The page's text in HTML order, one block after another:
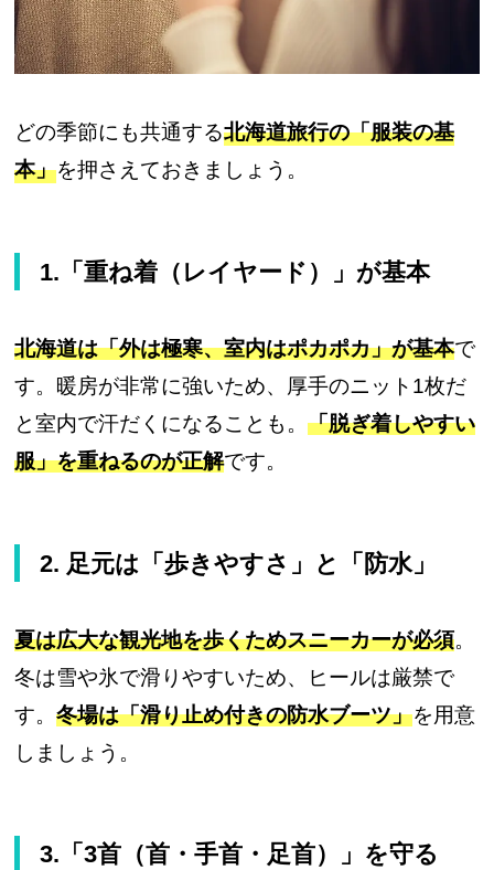
どの季節にも共通する北海道旅行の「服装の基
本」を押さえておきましょう。
1.「重ね着（レイヤード）」が基本
北海道は「外は極寒、室内はポカポカ」が基本で
す。暖房が非常に強いため、厚手のニット1枚だ
と室内で汗だくになることも。「脱ぎ着しやすい
服」を重ねるのが正解です。
2. 足元は「歩きやすさ」と「防水」
夏は広大な観光地を歩くためスニーカーが必須。
冬は雪や氷で滑りやすいため、ヒールは厳禁で
す。冬場は「滑り止め付きの防水ブーツ」を用意
しましょう。
3.「3首（首・手首・足首）」を守る